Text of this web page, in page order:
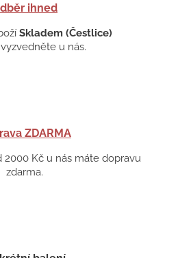
ihned
Skladem (Čestlice)
u nás.
ZDARMA
2000 Kč u nás máte dopravu
zdarma.